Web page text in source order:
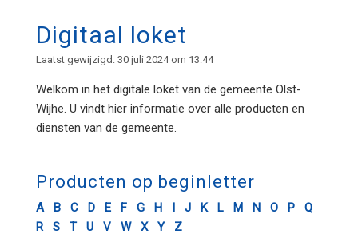
Digitaal loket
Laatst gewijzigd: 30 juli 2024 om 13:44
Welkom in het digitale loket van de gemeente Olst-
Wijhe. U vindt hier informatie over alle producten en
diensten van de gemeente.
Producten op beginletter
A B C D E F G H I J K L M N O P
Q
R
S T U V W X Y
Z